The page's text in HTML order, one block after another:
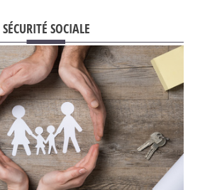
SÉCURITÉ SOCIALE